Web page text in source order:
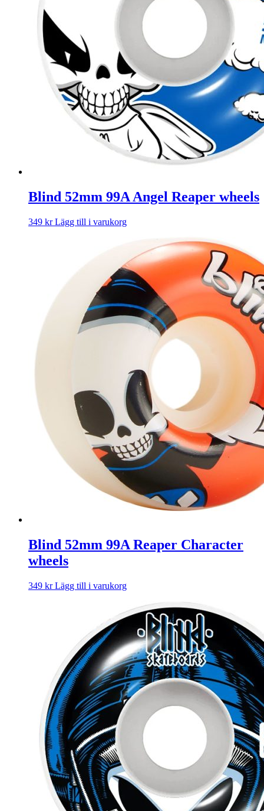
Blind 52mm 99A Angel Reaper wheels
349 kr Lägg till i varukorg
Blind 52mm 99A Reaper Character
wheels
349 kr Lägg till i varukorg